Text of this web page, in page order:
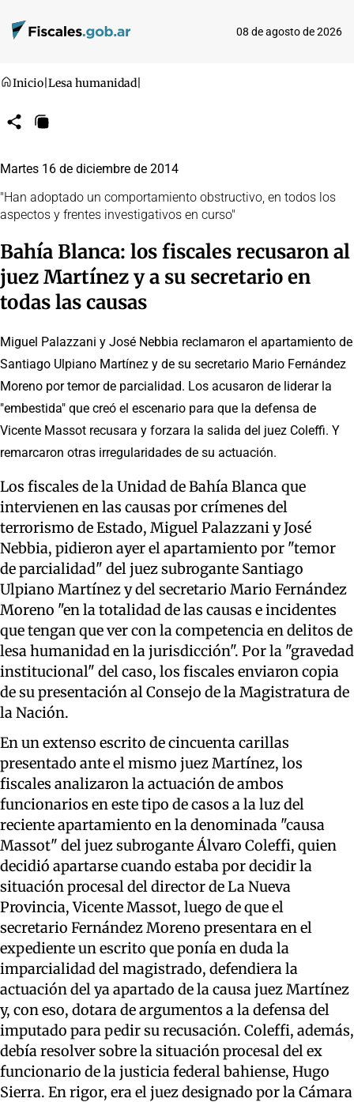
08 de agosto de 2026
Inicio Lesa humanidad
CompartirCopiar
Martes 16 de diciembre de 2014
"Han adoptado un comportamiento obstructivo, en todos los
aspectos y frentes investigativos en curso"
Bahía Blanca: los fiscales recusaron al
juez Martínez y a su secretario en
todas las causas
Miguel Palazzani y José Nebbia reclamaron el apartamiento de
Santiago Ulpiano Martínez y de su secretario Mario Fernández
Moreno por temor de parcialidad. Los acusaron de liderar la
"embestida" que creó el escenario para que la defensa de
Vicente Massot recusara y forzara la salida del juez Coleffi. Y
remarcaron otras irregularidades de su actuación.
Los fiscales de la Unidad de Bahía Blanca que
intervienen en las causas por crímenes del
terrorismo de Estado, Miguel Palazzani y José
Nebbia, pidieron ayer el apartamiento por "temor
de parcialidad" del juez subrogante Santiago
Ulpiano Martínez y del secretario Mario Fernández
Moreno "en la totalidad de las causas e incidentes
que tengan que ver con la competencia en delitos de
lesa humanidad en la jurisdicción". Por la "gravedad
institucional" del caso, los fiscales enviaron copia
de su presentación al Consejo de la Magistratura de
la Nación.
En un extenso escrito de cincuenta carillas
presentado ante el mismo juez Martínez, los
fiscales analizaron la actuación de ambos
funcionarios en este tipo de casos a la luz del
reciente apartamiento en la denominada "causa
Massot" del juez subrogante Álvaro Coleffi, quien
decidió apartarse cuando estaba por decidir la
situación procesal del director de La Nueva
Provincia, Vicente Massot, luego de que el
secretario Fernández Moreno presentara en el
expediente un escrito que ponía en duda la
imparcialidad del magistrado, defendiera la
actuación del ya apartado de la causa juez Martínez
y, con eso, dotara de argumentos a la defensa del
imputado para pedir su recusación. Coleffi, además,
debía resolver sobre la situación procesal del ex
funcionario de la justicia federal bahiense, Hugo
Sierra. En rigor, era el juez designado por la Cámara